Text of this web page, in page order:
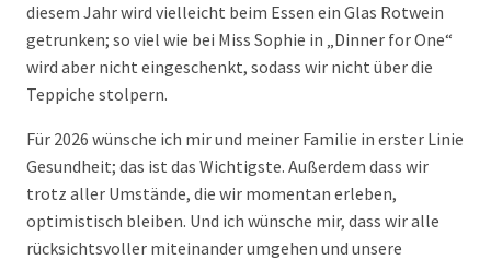
diesem Jahr wird vielleicht beim Essen ein Glas Rotwein
getrunken; so viel wie bei Miss Sophie in „Dinner for One“
wird aber nicht eingeschenkt, sodass wir nicht über die
Teppiche stolpern.
Für 2026 wünsche ich mir und meiner Familie in erster Linie
Gesundheit; das ist das Wichtigste. Außerdem dass wir
trotz aller Umstände, die wir momentan erleben,
optimistisch bleiben. Und ich wünsche mir, dass wir alle
rücksichtsvoller miteinander umgehen und unsere